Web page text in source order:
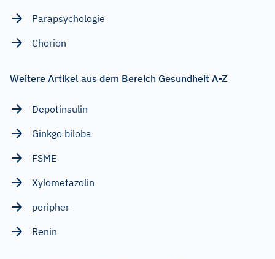
Parapsychologie
Chorion
Weitere Artikel aus dem Bereich Gesundheit A-Z
Depotinsulin
Ginkgo biloba
FSME
Xylometazolin
peripher
Renin